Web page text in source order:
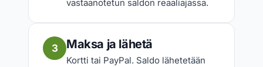
vastaanotetun saldon reaaliajassa.
3 Maksa ja lähetä
Kortti tai PayPal. Saldo lähetetään